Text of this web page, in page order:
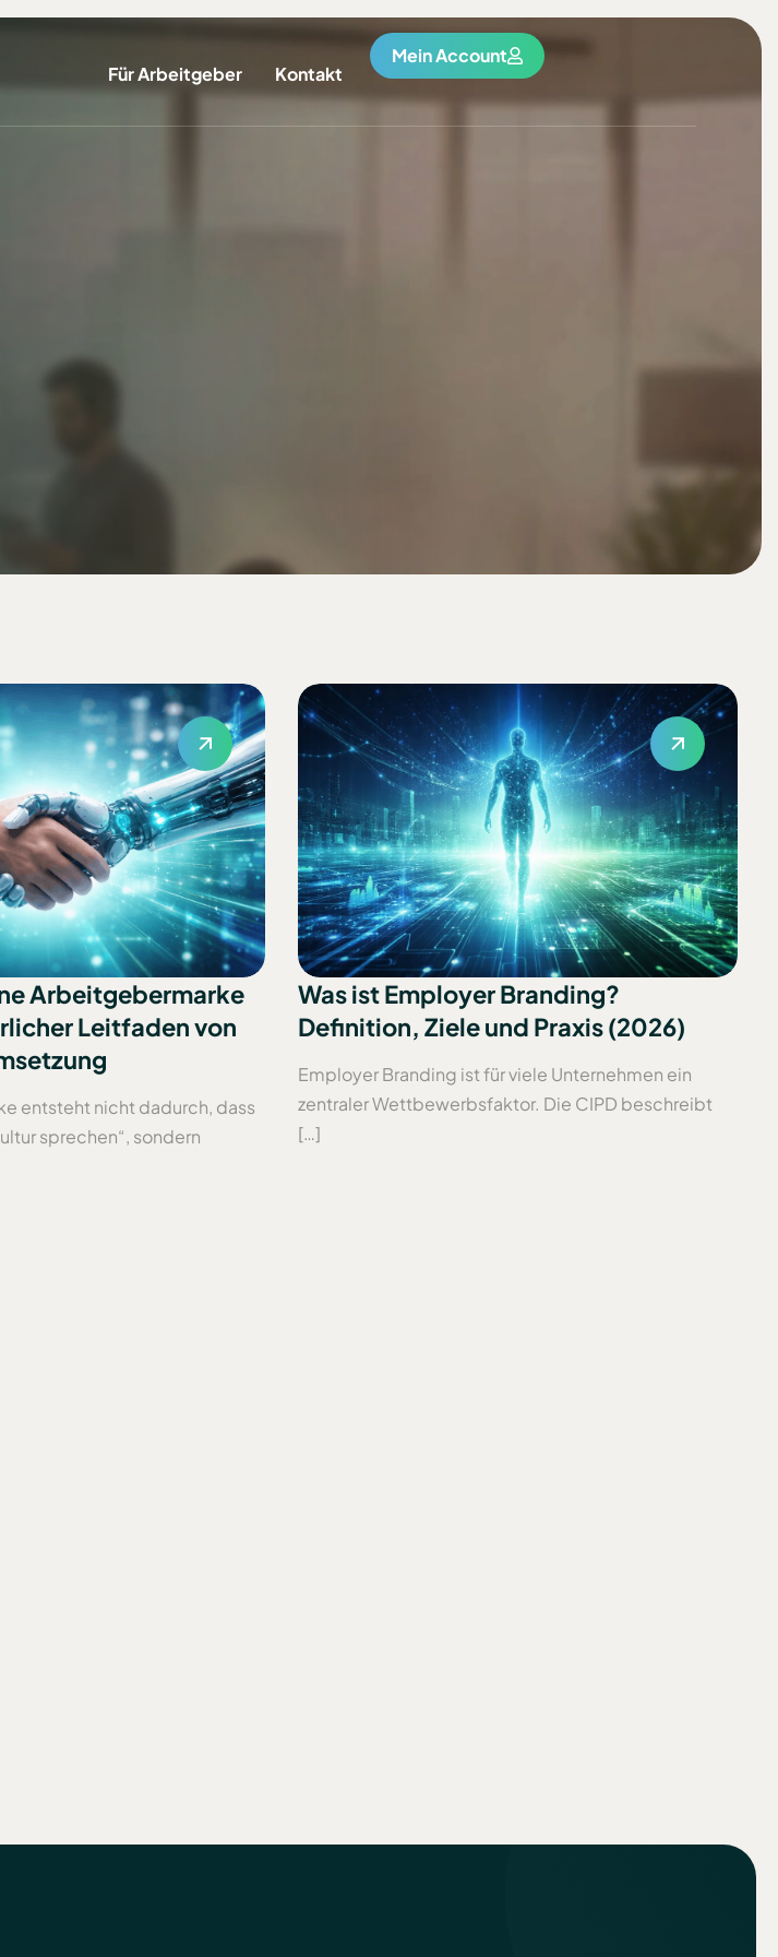
Für Arbeitgeber Kontakt
Mein Account
Arbeitgebermarke
Leitfaden von
entsteht nicht dadurch, dass
sprechen“, sondern
Was ist Employer Branding?
Definition, Ziele und Praxis (2026)
Employer Branding ist für viele Unternehmen ein
zentraler Wettbewerbsfaktor. Die CIPD beschreibt
[…]